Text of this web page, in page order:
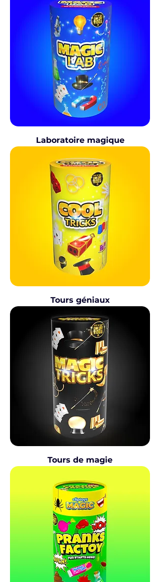
Laboratoire magique
Tours géniaux
Tours de magie